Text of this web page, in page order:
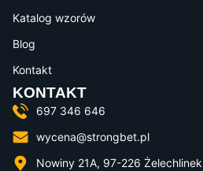
Katalog wzorów
Blog
Kontakt
KONTAKT
697 346 646
wycena@strongbet.pl
Nowiny 21A, 97-226 Żelechlinek